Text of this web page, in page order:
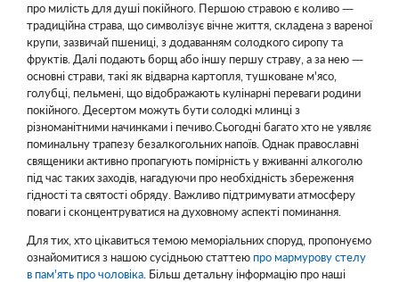
про милість для душі покійного. Першою стравою є коливо —
традиційна страва, що символізує вічне життя, складена з вареної
крупи, зазвичай пшениці, з додаванням солодкого сиропу та
фруктів. Далі подають борщ або іншу першу страву, а за нею —
основні страви, такі як відварна картопля, тушковане м'ясо,
голубці, пельмені, що відображають кулінарні переваги родини
покійного. Десертом можуть бути солодкі млинці з
різноманітними начинками і печиво.Сьогодні багато хто не уявляє
поминальну трапезу безалкогольних напоїв. Однак православні
священики активно пропагують помірність у вживанні алкоголю
під час таких заходів, нагадуючи про необхідність збереження
гідності та святості обряду. Важливо підтримувати атмосферу
поваги і сконцентруватися на духовному аспекті поминання.
Для тих, хто цікавиться темою меморіальних споруд, пропонуємо
ознайомитися з нашою сусідньою статтею про мармурову стелу
в пам'ять про чоловіка . Більш детальну інформацію про наші